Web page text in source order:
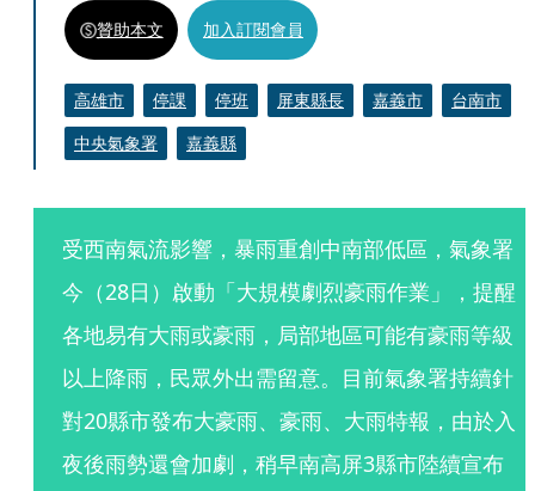
贊助本文 加入訂閱會員
高雄市 停課 停班 屏東縣長 嘉義市
台南市
中央氣象署
嘉義縣
受西南氣流影響，暴雨重創中南部低區，氣象署
今（28日）啟動「大規模劇烈豪雨作業」，提醒
各地易有大雨或豪雨，局部地區可能有豪雨等級
以上降雨，民眾外出需留意。目前氣象署持續針
對20縣市發布大豪雨、豪雨、大雨特報，由於入
夜後雨勢還會加劇，稍早南高屏3縣市陸續宣布